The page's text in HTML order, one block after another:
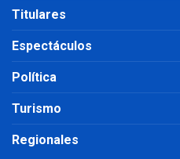
Titulares
Espectáculos
Política
Turismo
Regionales